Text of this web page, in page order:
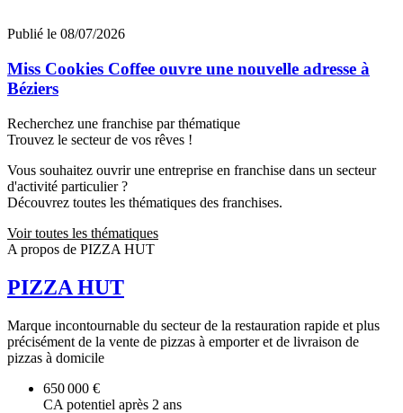
Publié le 08/07/2026
Miss Cookies Coffee ouvre une nouvelle adresse à
Béziers
Recherchez une franchise par thématique
Trouvez le secteur de vos rêves !
Vous souhaitez ouvrir une entreprise en franchise dans un secteur
d'activité particulier ?
Découvrez toutes les thématiques des franchises.
Voir toutes les thématiques
A propos de PIZZA HUT
PIZZA HUT
Marque incontournable du secteur de la restauration rapide et plus
précisément de la vente de pizzas à emporter et de livraison de
pizzas à domicile
650 000 €
CA potentiel après 2 ans